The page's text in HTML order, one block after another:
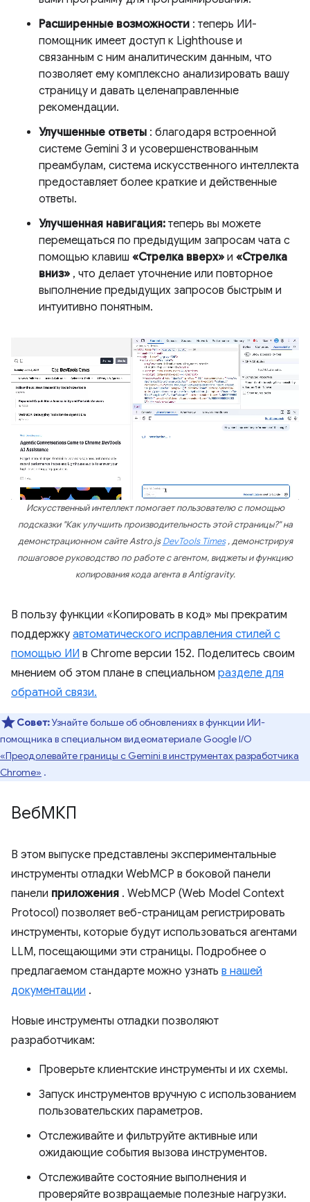
Расширенные возможности : теперь ИИ-
помощник имеет доступ к Lighthouse и
связанным с ним аналитическим данным, что
позволяет ему комплексно анализировать вашу
страницу и давать целенаправленные
рекомендации.
Улучшенные ответы : благодаря встроенной
системе Gemini 3 и усовершенствованным
преамбулам, система искусственного интеллекта
предоставляет более краткие и действенные
ответы.
Улучшенная навигация: теперь вы можете
перемещаться по предыдущим запросам чата с
помощью клавиш «Стрелка вверх» и «Стрелка
вниз» , что делает уточнение или повторное
выполнение предыдущих запросов быстрым и
интуитивно понятным.
Искусственный интеллект помогает пользователю с помощью
подсказки "Как улучшить производительность этой страницы?" на
демонстрационном сайте Astro.jsDevTools Times, демонстрируя
пошаговое руководство по работе с агентом, виджеты и функцию
копирования кода агента в Antigravity.
В пользу функции «Копировать в код» мы прекратим
поддержку автоматического исправления стилей с
помощью ИИ в Chrome версии 152. Поделитесь своим
мнением об этом плане в специальном разделе для
обратной связи.
Совет:Узнайте больше об обновлениях в функции ИИ-
помощника в специальном видеоматериале Google I/O
«Преодолевайте границы с Gemini в инструментах разработчика
Chrome» .
ВебМКП
В этом выпуске представлены экспериментальные
инструменты отладки WebMCP в боковой панели
панели приложения . WebMCP (Web Model Context
Protocol) позволяет веб-страницам регистрировать
инструменты, которые будут использоваться агентами
LLM, посещающими эти страницы. Подробнее о
предлагаемом стандарте можно узнать в нашей
документации .
Новые инструменты отладки позволяют
разработчикам:
Проверьте клиентские инструменты и их схемы.
Запуск инструментов вручную с использованием
пользовательских параметров.
Отслеживайте и фильтруйте активные или
ожидающие события вызова инструментов.
Отслеживайте состояние выполнения и
проверяйте возвращаемые полезные нагрузки.